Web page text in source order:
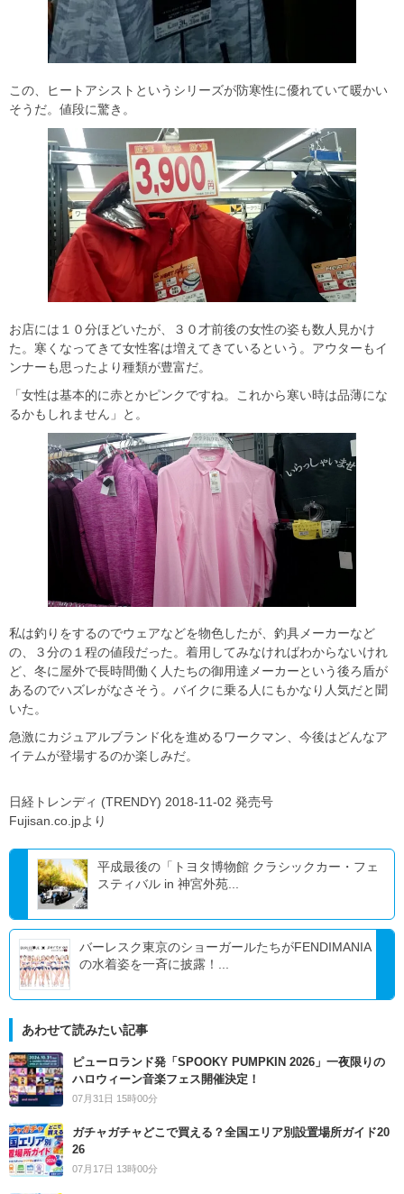
この、ヒートアシストというシリーズが防寒性に優れていて暖かい
そうだ。値段に驚き。
お店には１０分ほどいたが、３０才前後の女性の姿も数人見かけ
た。寒くなってきて女性客は増えてきているという。アウターもイ
ンナーも思ったより種類が豊富だ。
「女性は基本的に赤とかピンクですね。これから寒い時は品薄にな
るかもしれません」と。
私は釣りをするのでウェアなどを物色したが、釣具メーカーなど
の、３分の１程の値段だった。着用してみなければわからないけれ
ど、冬に屋外で長時間働く人たちの御用達メーカーという後ろ盾が
あるのでハズレがなさそう。バイクに乗る人にもかなり人気だと聞
いた。
急激にカジュアルブランド化を進めるワークマン、今後はどんなア
イテムが登場するのか楽しみだ。
日経トレンディ (TRENDY) 2018-11-02 発売号
Fujisan.co.jpより
平成最後の「トヨタ博物館 クラシックカー・フェ
スティバル in 神宮外苑...
バーレスク東京のショーガールたちがFENDIMANIA
の水着姿を一斉に披露！...
あわせて読みたい記事
ピューロランド発「SPOOKY PUMPKIN 2026」一夜限りの
ハロウィーン音楽フェス開催決定！
07月31日 15時00分
ガチャガチャどこで買える？全国エリア別設置場所ガイド20
26
07月17日 13時00分